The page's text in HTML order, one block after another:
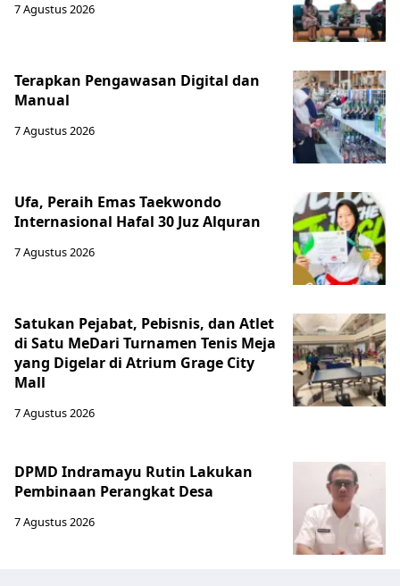
7 Agustus 2026
Terapkan Pengawasan Digital dan
Manual
7 Agustus 2026
Ufa, Peraih Emas Taekwondo
Internasional Hafal 30 Juz Alquran
7 Agustus 2026
Satukan Pejabat, Pebisnis, dan Atlet
di Satu MeDari Turnamen Tenis Meja
yang Digelar di Atrium Grage City
Mall
7 Agustus 2026
DPMD Indramayu Rutin Lakukan
Pembinaan Perangkat Desa
7 Agustus 2026